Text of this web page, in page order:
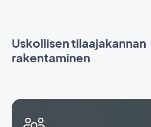
Uskollisen tilaajakannan
rakentaminen